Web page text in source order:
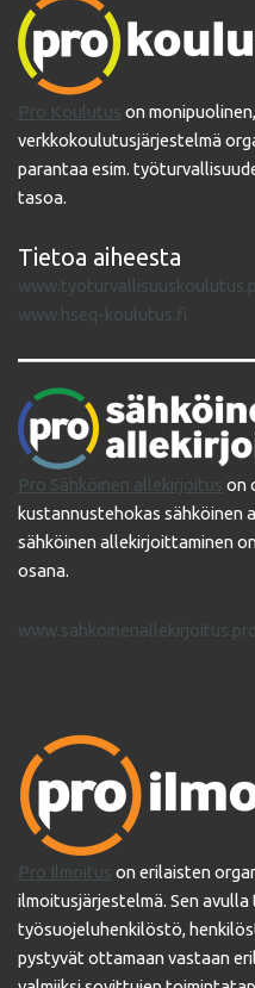
Pro Koulutus on
verkkokoulutusjärjestelmä
parantaa esim.
tasoa.
Tietoa aiheesta
www.hseq-koulutus.fi
Pro Sähköinen allekirjoitus on
kustannustehokas sähköinen
sähköinen allekirjoittaminen
osana.
Pro Ilmoitus on erilaisten
ilmoitusjärjestelmä. Sen
työsuojeluhenkilöstö,
pystyvät ottamaan vastaan